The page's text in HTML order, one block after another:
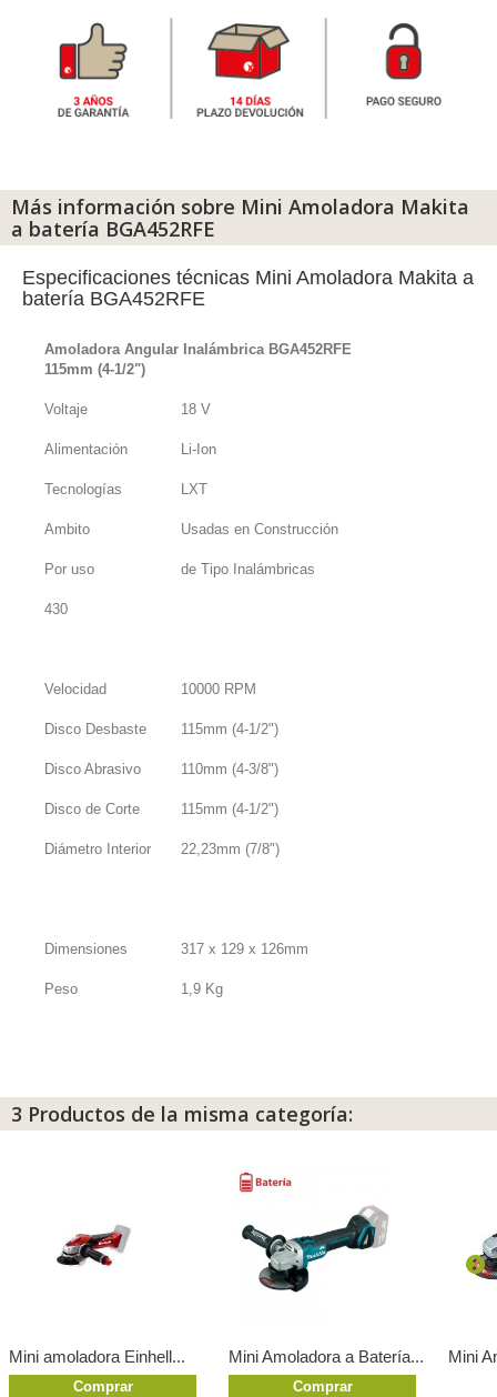
Más información sobre Mini Amoladora Makita
a batería BGA452RFE
Especificaciones técnicas Mini Amoladora Makita a
batería BGA452RFE
Amoladora Angular Inalámbrica BGA452RFE
115mm (4-1/2")
Voltaje 18 V
Alimentación Li-Ion
Tecnologías LXT
Ambito Usadas en Construcción
Por uso de Tipo Inalámbricas
430
Velocidad 10000 RPM
Disco Desbaste 115mm (4-1/2")
Disco Abrasivo 110mm (4-3/8")
Disco de Corte 115mm (4-1/2")
Diámetro Interior 22,23mm (7/8")
Dimensiones 317 x 129 x 126mm
Peso 1,9 Kg
3 Productos de la misma categoría:
Mini amoladora Einhell...
Comprar
Mini Amoladora a Batería...
Comprar
Mini